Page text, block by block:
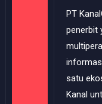
PT
penerbit
satu
Kanal